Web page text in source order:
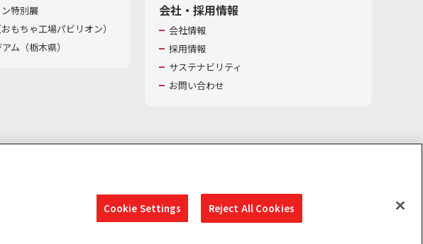
特別展
もちゃ工場パビリオン）​
ム（栃木県）
会社・採用情報
会社情報
採用情報
サステナビリティ
お問い合わせ
針 Cookie Settings Reject All Cookies